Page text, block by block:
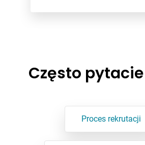
Często
Proces rekrutacji